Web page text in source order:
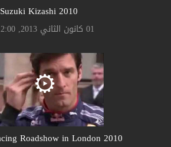
Suzuki Kizashi 2010
01 كانون الثاني 2013, 12:00 ص
2010 Red Bull Racing Roadshow in London